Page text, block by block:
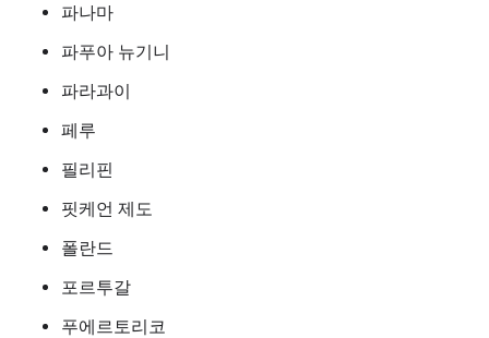
파나마
파푸아 뉴기니
파라과이
페루
필리핀
핏케언 제도
폴란드
포르투갈
푸에르토리코